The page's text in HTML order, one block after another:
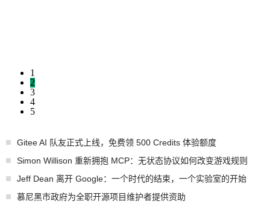
1
2
3
4
5
Gitee AI 队友正式上线，免费领 500 Credits 体验额度
Simon Willison 重新拥抱 MCP：无状态协议如何改变游戏规则
Jeff Dean 离开 Google：一个时代的结束，一个实验室的开始
慕尼黑市政府为全职开源项目维护者提供资助